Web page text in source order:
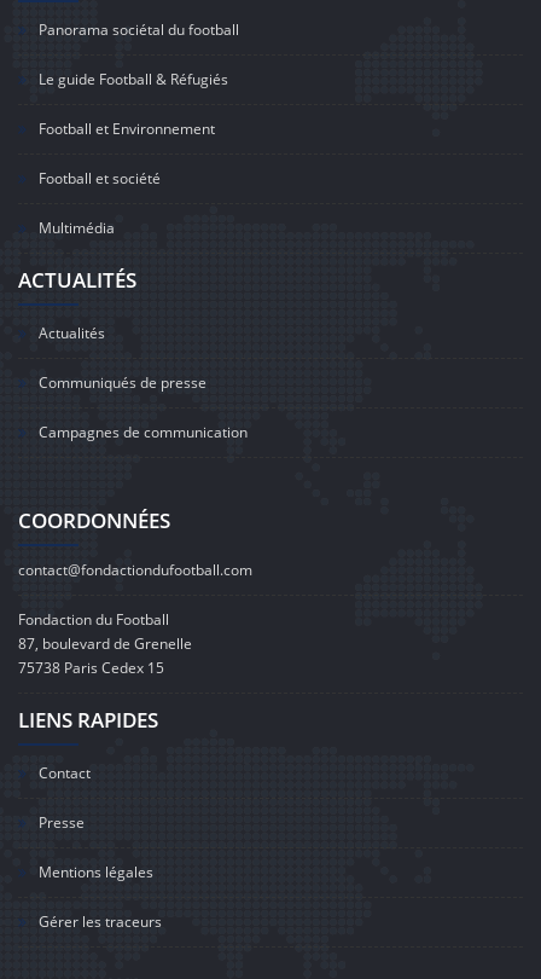
Panorama sociétal du football
Le guide Football & Réfugiés
Football et Environnement
Football et société
Multimédia
ACTUALITÉS
Actualités
Communiqués de presse
Campagnes de communication
COORDONNÉES
contact@fondactiondufootball.com
Fondaction du Football
87, boulevard de Grenelle
75738 Paris Cedex 15
LIENS RAPIDES
Contact
Presse
Mentions légales
Gérer les traceurs